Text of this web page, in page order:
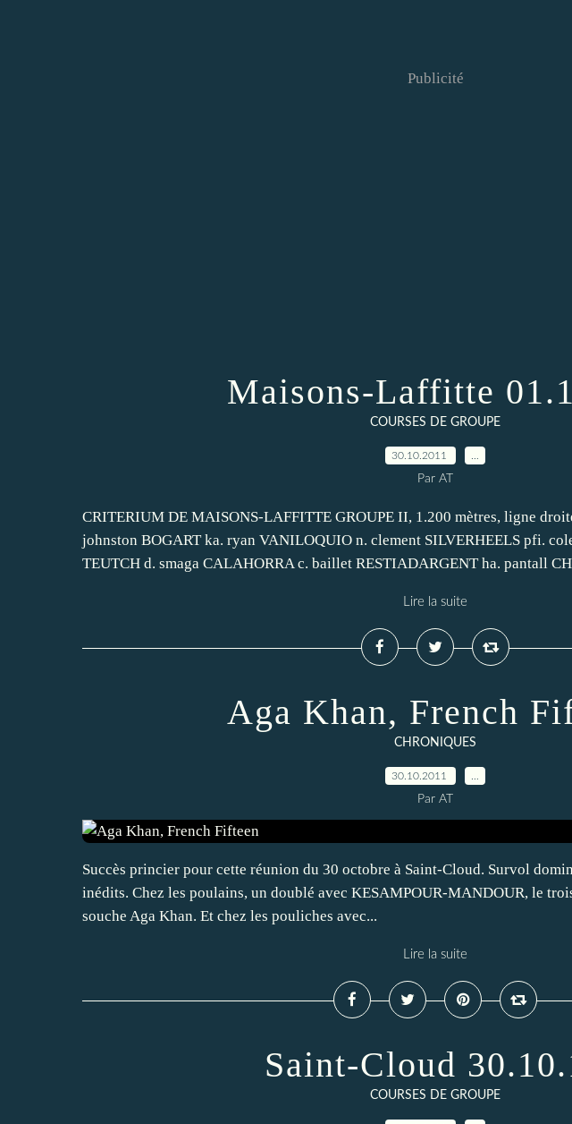
Publicité
Maisons-Laffitte
COURSES DE GROUPE
30.10.2011
Par AT
CRITERIUM DE MAISONS-LAFFITTE GROUPE II, 1.200 mètres, ligne
johnston BOGART ka. ryan VANILOQUIO n. clement SILVERHEELS pfi.
TEUTCH d. smaga CALAHORRA c. baillet RESTIADARGENT ha. pantall
Lire la suite
Aga Khan, French
CHRONIQUES
30.10.2011
Par AT
Succès princier pour cette réunion du 30 octobre à Saint-Cloud. Survol
inédits. Chez les poulains, un doublé avec KESAMPOUR-MANDOUR, le
souche Aga Khan. Et chez les pouliches avec...
Lire la suite
Saint-Cloud
COURSES DE GROUPE